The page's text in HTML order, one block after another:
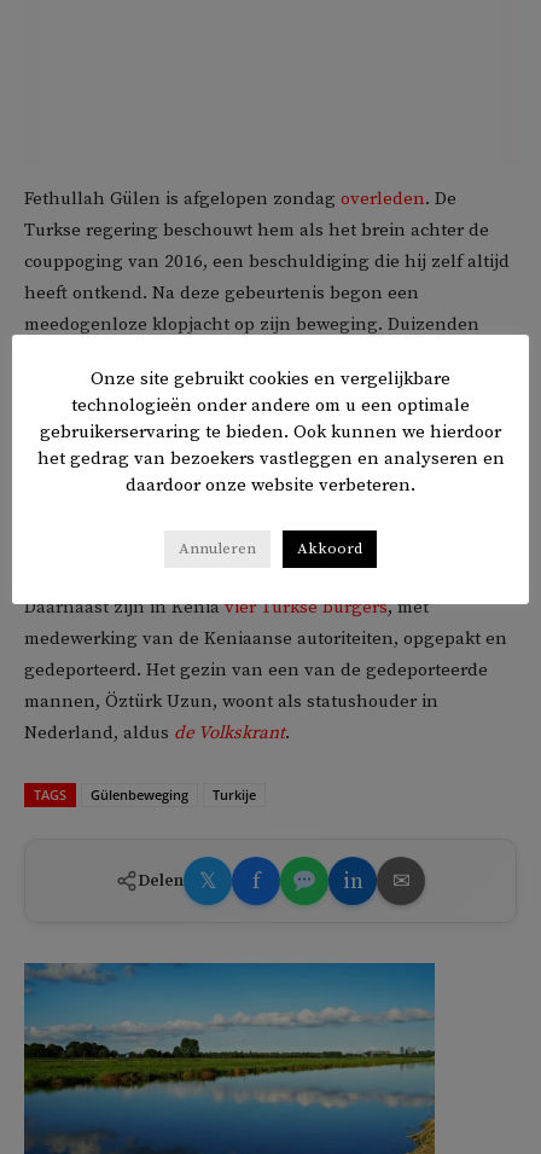
Fethullah Gülen is afgelopen zondag overleden. De
Turkse regering beschouwt hem als het brein achter de
couppoging van 2016, een beschuldiging die hij zelf altijd
heeft ontkend. Na deze gebeurtenis begon een
meedogenloze klopjacht op zijn beweging. Duizenden
buitenland of belandden zonder vaak overtuigend bewijs
in de gevangenis.
De vervolging van de beweging gaat ondertussen
medeleven uitsprak na het overlijden van Gülen is
Daarnaast zijn in Keniavier Turkse burgers, met
medewerking van de Keniaanse autoriteiten, opgepakt en
gedeporteerd. Het gezin van een van de gedeporteerde
mannen, Öztürk Uzun, woont als statushouder in
Nederland, aldus de Volkskrant.
TAGS Gülenbeweging Turkije
Delen 𝕏 f in ✉
Onze site gebruikt cookies en vergelijkbare
technologieën onder andere om u een optimale
gebruikerservaring te bieden. Ook kunnen we hierdoor
het gedrag van bezoekers vastleggen en analyseren en
daardoor onze website verbeteren.
Annuleren Akkoord